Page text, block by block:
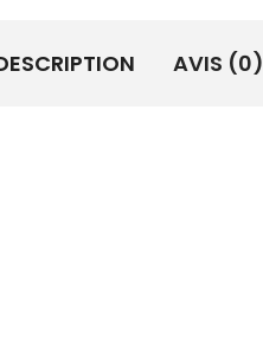
AVIS (0)